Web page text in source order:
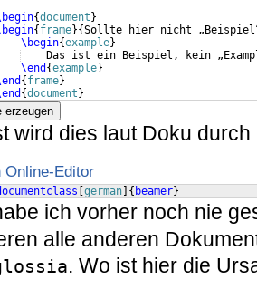
{document }
{ frame}{Sollte hier nicht
\begin{example}
Das ist ein Beispiel, kein
\end {example}
{ frame}
{document }
erzeugen
wird dies laut Doku durch
Online-Editor
german { beamer}
ich vorher noch nie
alle anderen
. Wo ist hier die